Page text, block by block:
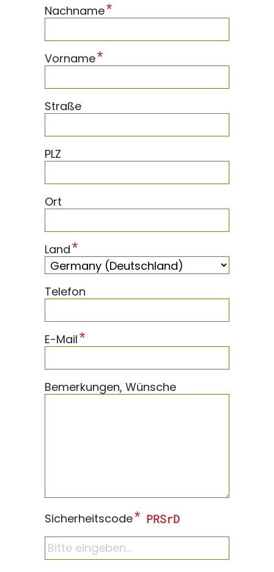
Nachname*
Vorname*
Straße
PLZ
Ort
Land*
Telefon
E-Mail*
Bemerkungen, Wünsche
Sicherheitscode*